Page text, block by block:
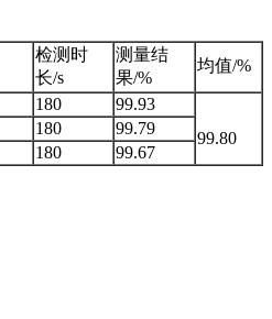
检测时
长/s
测量结
果/%
均值/%
180
99.93
99.80
180
99.79
180 99.67